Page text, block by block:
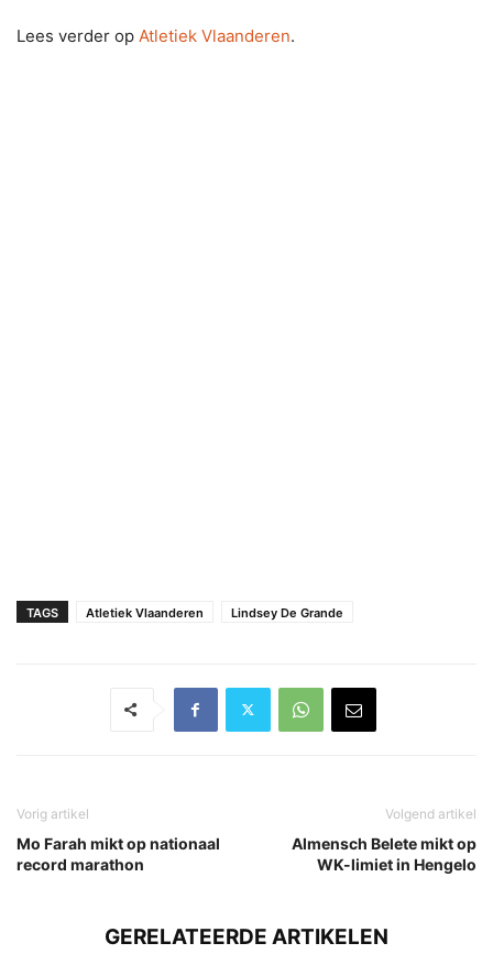
Lees verder op Atletiek Vlaanderen.
TAGS Atletiek Vlaanderen Lindsey De Grande
Vorig artikel
Mo Farah mikt op nationaal
record marathon
Volgend artikel
Almensch Belete mikt op
WK-limiet in Hengelo
GERELATEERDE ARTIKELEN